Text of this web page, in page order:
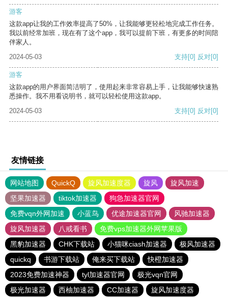
游客
这款app让我的工作效率提高了50%，让我能够更轻松地完成工作任务。
我以前经常加班，现在有了这个app，我可以提前下班，有更多的时间陪
伴家人。
2024-05-03
支持[0] 反对[0]
游客
这款app的用户界面简洁明了，使用起来非常容易上手，让我能够快速熟
悉操作。我不用看说明书，就可以轻松使用这款app。
2024-05-03
支持[0] 反对[0]
友情链接
网站地图 QuickQ 旋风加速度器 旋风
旋风加速
坚果加速器
tiktok加速器
狗急加速器官网
免费vqn外网加速
小蓝鸟 优途加速器官网
风驰加速器
旋风加速器
八戒看书
免费vps加速器外网苹果版
黑豹加速器
CHK下载站 小猫咪ciash加速器
极风加速器
quickq
书游下载站 俺来买下载站
快橙加速器
2023免费加速神器
tyl加速器官网
极光vqn官网
极光加速器
西柚加速器 CC加速器 旋风加速度器